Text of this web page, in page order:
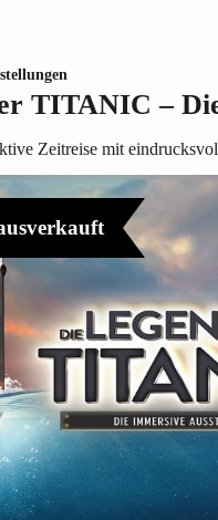
TITANIC –
Zeitreise mit